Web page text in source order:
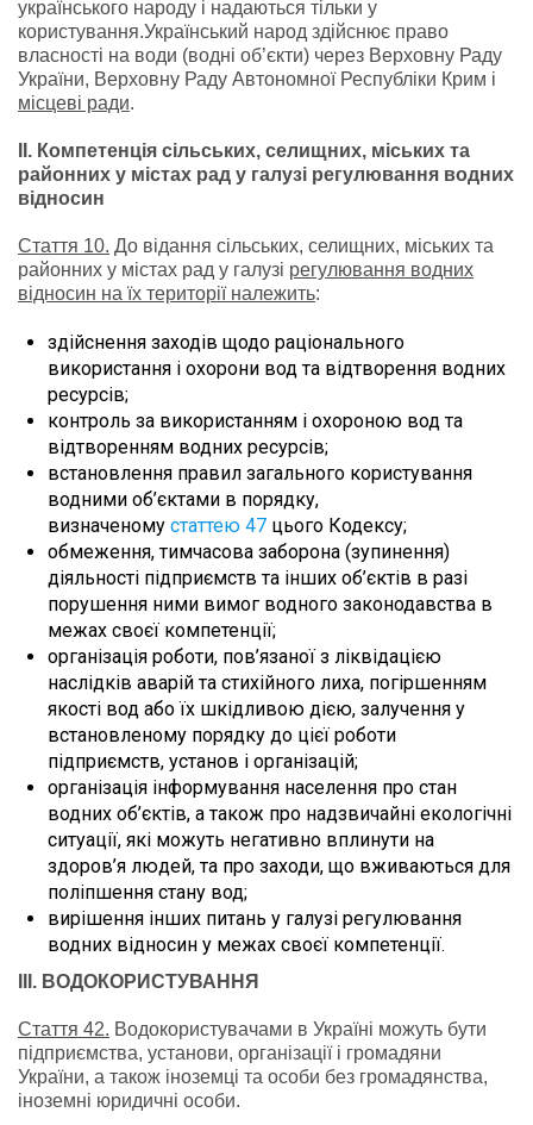
українського народу і надаються тільки у
користування.Український народ здійснює право
власності на води (водні об’єкти) через Верховну Раду
України, Верховну Раду Автономної Республіки Крим і
місцеві ради.
ІІ. Компетенція сільських, селищних, міських та
районних у містах рад у галузі регулювання водних
відносин
Стаття 10. До відання сільських, селищних, міських та
районних у містах рад у галузі регулювання водних
відносин на їх території належить:
здійснення заходів щодо раціонального
використання і охорони вод та відтворення водних
ресурсів;
контроль за використанням і охороною вод та
відтворенням водних ресурсів;
встановлення правил загального користування
водними об’єктами в порядку,
визначеному статтею 47 цього Кодексу;
обмеження, тимчасова заборона (зупинення)
діяльності підприємств та інших об’єктів в разі
порушення ними вимог водного законодавства в
межах своєї компетенції;
організація роботи, пов’язаної з ліквідацією
наслідків аварій та стихійного лиха, погіршенням
якості вод або їх шкідливою дією, залучення у
встановленому порядку до цієї роботи
підприємств, установ і організацій;
організація інформування населення про стан
водних об’єктів, а також про надзвичайні екологічні
ситуації, які можуть негативно вплинути на
здоров’я людей, та про заходи, що вживаються для
поліпшення стану вод;
вирішення інших питань у галузі регулювання
водних відносин у межах своєї компетенції.
ІІІ. ВОДОКОРИСТУВАННЯ
Стаття 42. Водокористувачами в Україні можуть бути
підприємства, установи, організації і громадяни
України, а також іноземці та особи без громадянства,
іноземні юридичні особи.